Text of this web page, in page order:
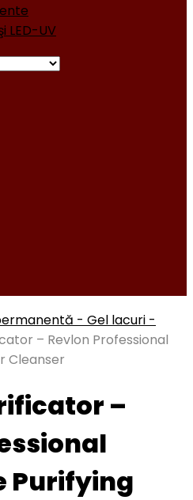
LED-UV
- Gel lacuri -
– Revlon Professional
Cleanser
–
Purifying